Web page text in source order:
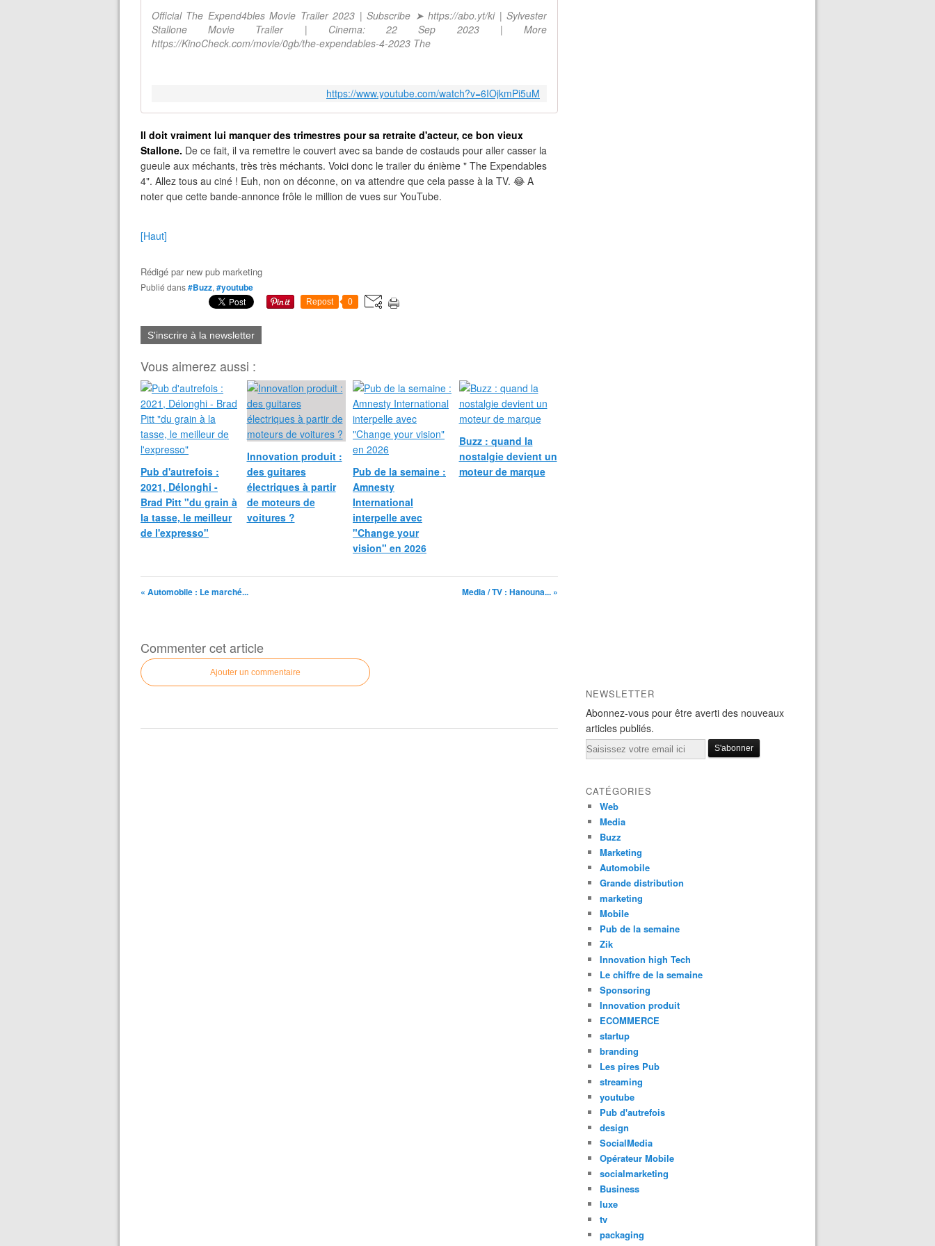
Official The Expend4bles Movie Trailer 2023 | Subscribe ➤ https://abo.yt/ki | Sylvester
Stallone Movie Trailer | Cinema: 22 Sep 2023 | More
https://KinoCheck.com/movie/0gb/the-expendables-4-2023 The
https://www.youtube.com/watch?v=6IOjkmPi5uM
Il doit vraiment lui manquer des trimestres pour sa retraite d'acteur, ce bon vieux
Stallone. De ce fait, il va remettre le couvert avec sa bande de costauds pour aller casser la
gueule aux méchants, très très méchants. Voici donc le trailer du énième " The Expendables
4". Allez tous au ciné ! Euh, non on déconne, on va attendre que cela passe à la TV. 😂 A
noter que cette bande-annonce frôle le million de vues sur YouTube.
[Haut]
Rédigé par new pub marketing
Publié dans#Buzz, #youtube
Repost 0
S'inscrire à la newsletter
Vous aimerez aussi :
Pub d'autrefois :
2021, Délonghi -
Brad Pitt "du grain à
la tasse, le meilleur
de l'expresso"
Innovation produit :
des guitares
électriques à partir
de moteurs de
voitures ?
Pub de la semaine :
Amnesty
International
interpelle avec
"Change your
vision" en 2026
Buzz : quand la
nostalgie devient un
moteur de marque
« Automobile : Le marché... Media / TV : Hanouna... »
Commenter cet article
Ajouter un commentaire
NEWSLETTER
Abonnez-vous pour être averti des nouveaux
articles publiés.
Email
CATÉGORIES
Web
Media
Buzz
Marketing
Automobile
Grande distribution
marketing
Mobile
Pub de la semaine
Zik
Innovation high Tech
Le chiffre de la semaine
Sponsoring
Innovation produit
ECOMMERCE
startup
branding
Les pires Pub
streaming
youtube
Pub d'autrefois
design
SocialMedia
Opérateur Mobile
socialmarketing
Business
luxe
tv
packaging